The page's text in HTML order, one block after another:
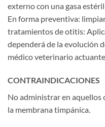
externo con una gasa
En forma preventiva:
tratamientos de otitis:
dependerá de la evolución
médico veterinario
CONTRAINDICACIONES
No administrar en aquellos
la membrana timpánica.